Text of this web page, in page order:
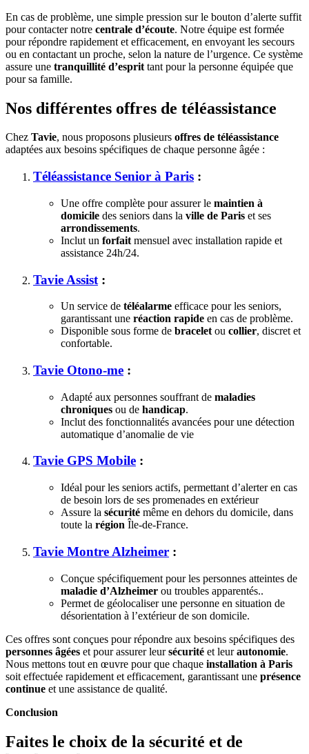
En cas de problème, une simple pression sur le bouton d’alerte suffit
pour contacter notre centrale d’écoute. Notre équipe est formée
pour répondre rapidement et efficacement, en envoyant les secours
ou en contactant un proche, selon la nature de l’urgence. Ce système
assure une tranquillité d’esprit tant pour la personne équipée que
pour sa famille.
Nos différentes offres de téléassistance
Chez Tavie, nous proposons plusieurs offres de téléassistance
adaptées aux besoins spécifiques de chaque personne âgée :
Téléassistance Senior à Paris :
Une offre complète pour assurer le maintien à
domicile des seniors dans la ville de Paris et ses
arrondissements.
Inclut un forfait mensuel avec installation rapide et
assistance 24h/24.
Tavie Assist :
Un service de téléalarme efficace pour les seniors,
garantissant une réaction rapide en cas de problème.
Disponible sous forme de bracelet ou collier, discret et
confortable.
Tavie Otono-me :
Adapté aux personnes souffrant de maladies
chroniques ou de handicap.
Inclut des fonctionnalités avancées pour une détection
automatique d’anomalie de vie
Tavie GPS Mobile :
Idéal pour les seniors actifs, permettant d’alerter en cas
de besoin lors de ses promenades en extérieur
Assure la sécurité même en dehors du domicile, dans
toute la région Île-de-France.
Tavie Montre Alzheimer :
Conçue spécifiquement pour les personnes atteintes de
maladie d’Alzheimer ou troubles apparentés..
Permet de géolocaliser une personne en situation de
désorientation à l’extérieur de son domicile.
Ces offres sont conçues pour répondre aux besoins spécifiques des
personnes âgées et pour assurer leursécurité et leurautonomie.
Nous mettons tout en œuvre pour que chaque installation à Paris
soit effectuée rapidement et efficacement, garantissant une présence
continue et une assistance de qualité.
Conclusion
Faites le choix de la sécurité et de